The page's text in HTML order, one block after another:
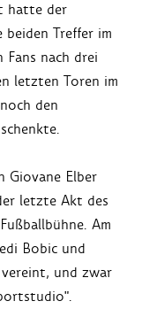
hatte der
beiden Treffer im
Fans nach drei
letzten Toren im
den
Giovane Elber
letzte Akt des
Am
Bobic und
und zwar